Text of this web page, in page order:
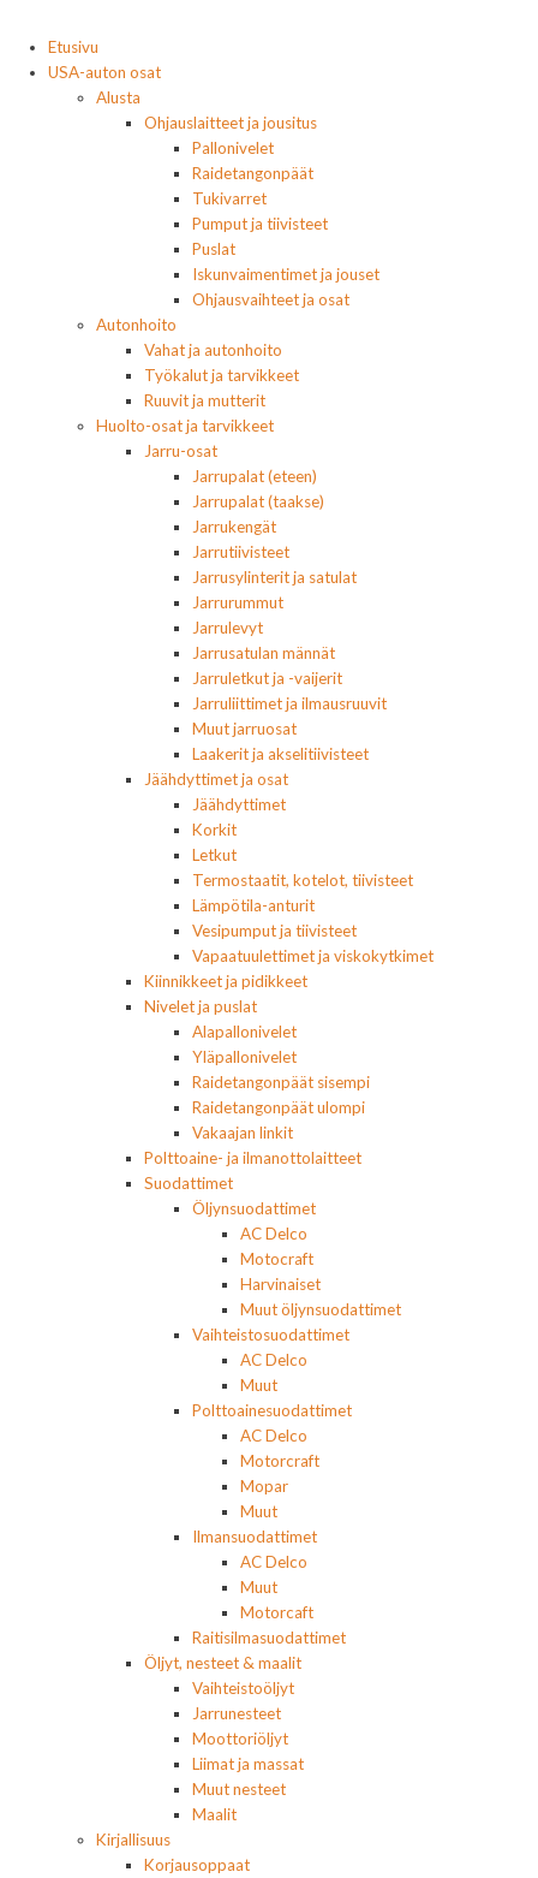
Etusivu
USA-auton osat
Alusta
Ohjauslaitteet ja jousitus
Pallonivelet
Raidetangonpäät
Tukivarret
Pumput ja tiivisteet
Puslat
Iskunvaimentimet ja jouset
Ohjausvaihteet ja osat
Autonhoito
Vahat ja autonhoito
Työkalut ja tarvikkeet
Ruuvit ja mutterit
Huolto-osat ja tarvikkeet
Jarru-osat
Jarrupalat (eteen)
Jarrupalat (taakse)
Jarrukengät
Jarrutiivisteet
Jarrusylinterit ja satulat
Jarrurummut
Jarrulevyt
Jarrusatulan männät
Jarruletkut ja -vaijerit
Jarruliittimet ja ilmausruuvit
Muut jarruosat
Laakerit ja akselitiivisteet
Jäähdyttimet ja osat
Jäähdyttimet
Korkit
Letkut
Termostaatit, kotelot, tiivisteet
Lämpötila-anturit
Vesipumput ja tiivisteet
Vapaatuulettimet ja viskokytkimet
Kiinnikkeet ja pidikkeet
Nivelet ja puslat
Alapallonivelet
Yläpallonivelet
Raidetangonpäät sisempi
Raidetangonpäät ulompi
Vakaajan linkit
Polttoaine- ja ilmanottolaitteet
Suodattimet
Öljynsuodattimet
AC Delco
Motocraft
Harvinaiset
Muut öljynsuodattimet
Vaihteistosuodattimet
AC Delco
Muut
Polttoainesuodattimet
AC Delco
Motorcraft
Mopar
Muut
Ilmansuodattimet
AC Delco
Muut
Motorcaft
Raitisilmasuodattimet
Öljyt, nesteet & maalit
Vaihteistoöljyt
Jarrunesteet
Moottoriöljyt
Liimat ja massat
Muut nesteet
Maalit
Kirjallisuus
Korjausoppaat